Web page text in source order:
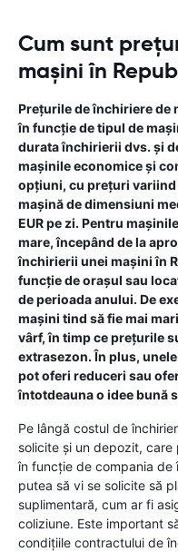
Cum sunt
mașini în
Prețurile de închiriere de
în funcție de tipul de
durata închirierii dvs. și
mașinile economice și
opțiuni, cu prețuri variind
mașină de dimensiuni
EUR pe zi. Pentru
mare, începând de la
închirierii unei mașini în
funcție de orașul sau
de perioada anului. De
mașini tind să fie mai
vârf, în timp ce prețurile
extrasezon. În plus,
pot oferi reduceri sau
întotdeauna o idee bună
Pe lângă costul de
solicite și un depozit, care
în funcție de compania de
putea să vi se solicite să
suplimentară, cum ar fi
coliziune. Este important
condițiile contractului de